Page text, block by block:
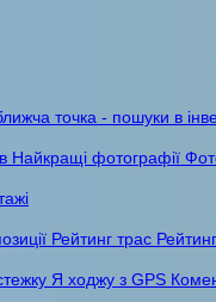
точка - пошуки в
Найкращі фотографії
Рейтинг трас
Я ходжу з GPS